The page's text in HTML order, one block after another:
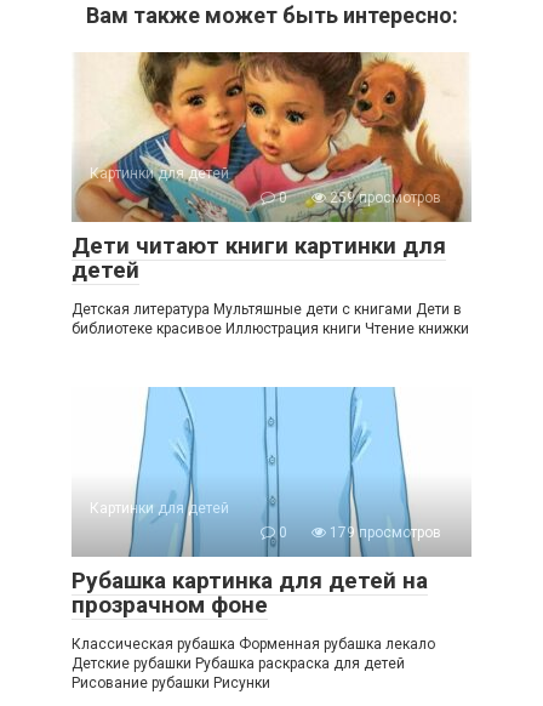
Вам также может быть интересно:
Картинки для детей
0
259 просмотров
Дети читают книги картинки для
детей
Детская литература Мультяшные дети с книгами Дети в
библиотеке красивое Иллюстрация книги Чтение книжки
Картинки для детей
0
179 просмотров
Рубашка картинка для детей на
прозрачном фоне
Классическая рубашка Форменная рубашка лекало
Детские рубашки Рубашка раскраска для детей
Рисование рубашки Рисунки